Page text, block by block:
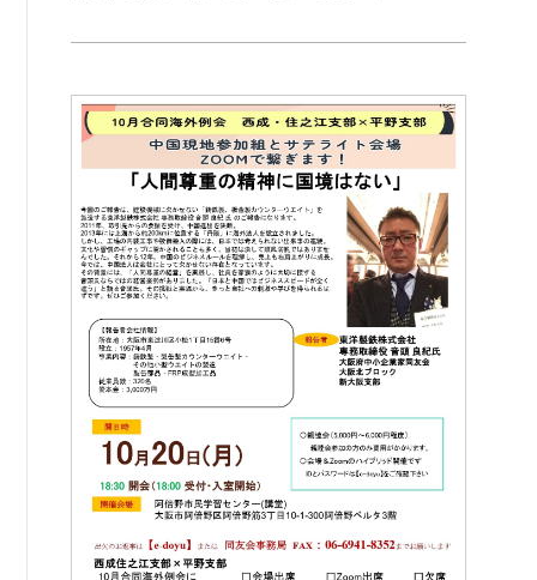
よくある質問
事務局
コンテンツ
ニュース
06-6944-1251
FAX: 06-6941-8352